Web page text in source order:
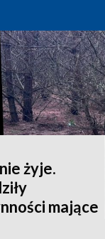
żyje.
mające